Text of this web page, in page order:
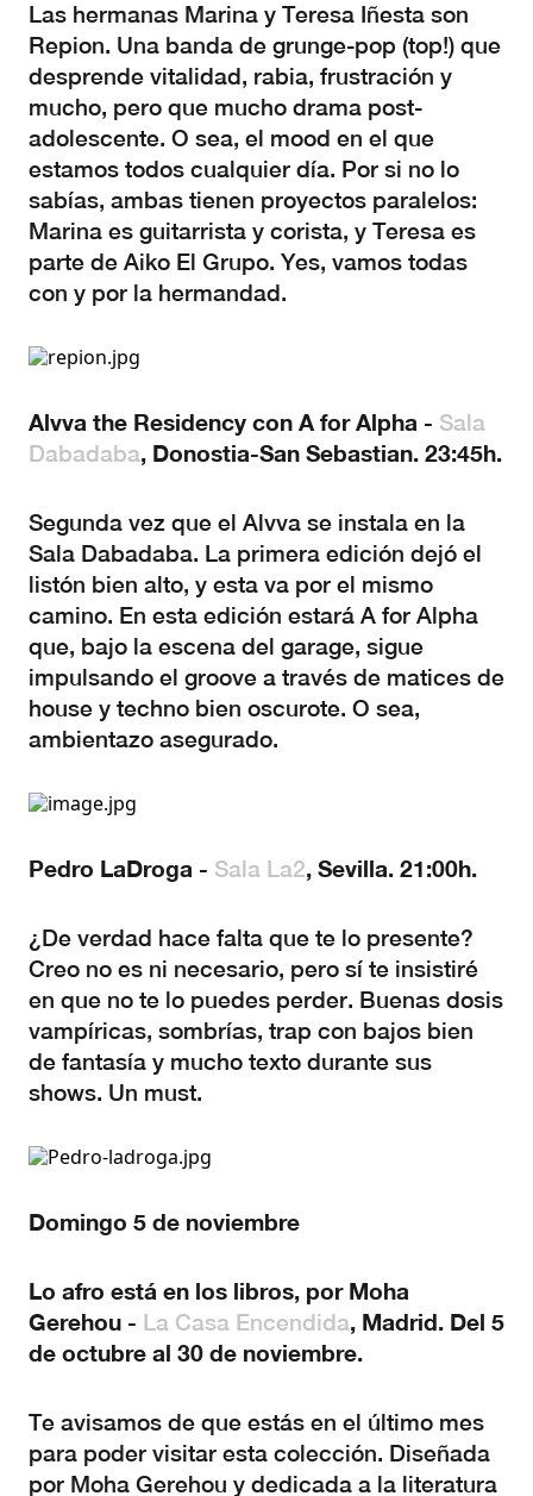
Las hermanas Marina y Teresa Iñesta son
Repion. Una banda de grunge-pop (top!) que
desprende vitalidad, rabia, frustración y
mucho, pero que mucho drama post-
adolescente. O sea, el mood en el que
estamos todos cualquier día. Por si no lo
sabías, ambas tienen proyectos paralelos:
Marina es guitarrista y corista, y Teresa es
parte de Aiko El Grupo. Yes, vamos todas
con y por la hermandad.
Alvva the Residency con A for Alpha - Sala
Dabadaba, Donostia-San Sebastian. 23:45h.
Segunda vez que el Alvva se instala en la
Sala Dabadaba. La primera edición dejó el
listón bien alto, y esta va por el mismo
camino. En esta edición estará A for Alpha
que, bajo la escena del garage, sigue
impulsando el groove a través de matices de
house y techno bien oscurote. O sea,
ambientazo asegurado.
Pedro LaDroga - Sala La2, Sevilla. 21:00h.
¿De verdad hace falta que te lo presente?
Creo no es ni necesario, pero sí te insistiré
en que no te lo puedes perder. Buenas dosis
vampíricas, sombrías, trap con bajos bien
de fantasía y mucho texto durante sus
shows. Un must.
Domingo 5 de noviembre
Lo afro está en los libros, por Moha
Gerehou - La Casa Encendida, Madrid. Del 5
de octubre al 30 de noviembre.
Te avisamos de que estás en el último mes
para poder visitar esta colección. Diseñada
por Moha Gerehou y dedicada a la literatura